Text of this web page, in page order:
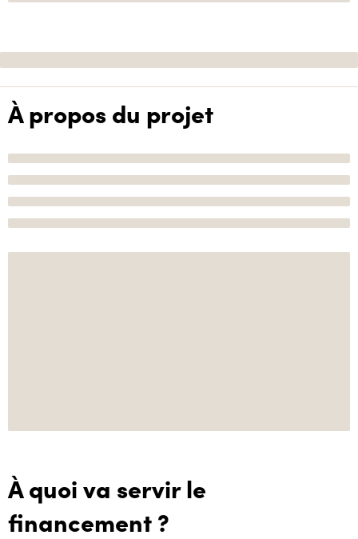
À propos du projet
À quoi va servir le
financement ?